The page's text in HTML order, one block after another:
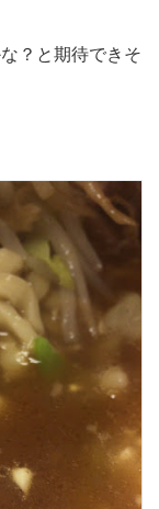
？と期待できそ